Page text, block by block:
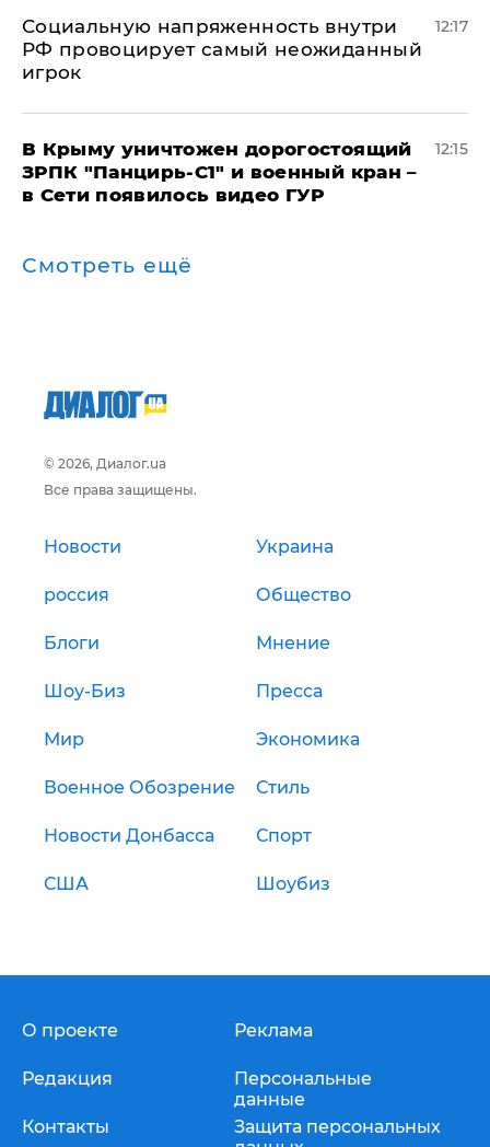
Социальную напряженность внутри
РФ провоцирует самый неожиданный
игрок
12:17
В Крыму уничтожен дорогостоящий
ЗРПК "Панцирь-С1" и военный кран –
в Сети появилось видео ГУР
12:15
Смотреть ещё
© 2026, Диалог.ua
Все права защищены.
Новости Украина
россия Общество
Блоги Мнение
Шоу-Биз Пресса
Мир Экономика
Военное Обозрение Стиль
Новости Донбасса Спорт
США Шоубиз
О проекте
Редакция
Контакты
Реклама
Персональные
данные
Защита персональных